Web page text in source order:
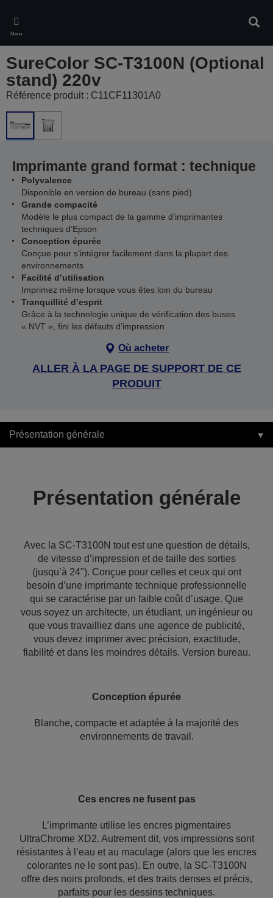
main
content
Menu
SureColor SC-T3100N (Optional
stand) 220v
Référence produit : C11CF11301A0
Imprimante grand format : technique
Polyvalence
Disponible en version de bureau (sans pied)
Grande compacité
Modèle le plus compact de la gamme d’imprimantes
techniques d’Epson
Conception épurée
Conçue pour s’intégrer facilement dans la plupart des
environnements
Facilité d’utilisation
Imprimez même lorsque vous êtes loin du bureau
Tranquillité d’esprit
Grâce à la technologie unique de vérification des buses
« NVT », fini les défauts d’impression
Où acheter
ALLER À LA PAGE DE SUPPORT DE CE
PRODUIT
Présentation générale
Présentation générale
Avec la SC-T3100N tout est une question de détails,
de vitesse d’impression et de taille des sorties
(jusqu’à 24"). Conçue pour celles et ceux qui ont
besoin d’une imprimante technique professionnelle
qui se caractérise par un faible coût d’usage. Que
vous soyez un architecte, un étudiant, un ingénieur ou
que vous travailliez dans une agence de publicité,
vous devez imprimer avec précision, exactitude,
fiabilité et dans les moindres détails. Version bureau.
Conception épurée
Blanche, compacte et adaptée à la majorité des
environnements de travail.
Ces encres ne fusent pas
L’imprimante utilise les encres pigmentaires
UltraChrome XD2. Autrement dit, vos impressions sont
résistantes à l’eau et au maculage (alors que les encres
colorantes ne le sont pas). En outre, la SC-T3100N
offre des noirs profonds, et des traits denses et précis,
parfaits pour les dessins techniques.